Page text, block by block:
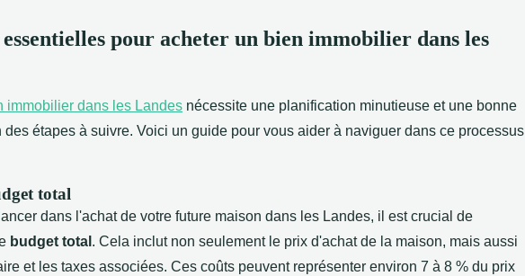
essentielles pour acheter un bien immobilier dans les
immobilier dans les Landes nécessite une planification minutieuse et une bonne
des étapes à suivre. Voici un guide pour vous aider à naviguer dans ce processus
total
dans l'achat de votre future maison dans les Landes, il est crucial de
budget total . Cela inclut non seulement le prix d'achat de la maison, mais aussi
et les taxes associées. Ces coûts peuvent représenter environ 7 à 8 % du prix